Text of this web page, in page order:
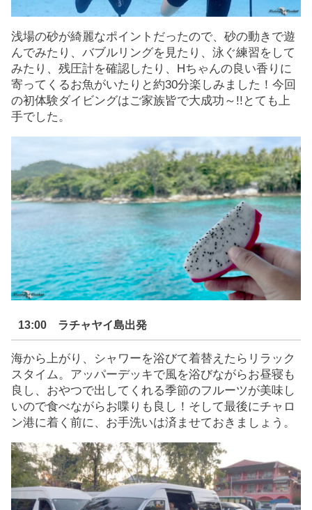
浅場の砂が綺麗なポイントだったので、砂の動きで遊
んでみたり、バブルリングを見たり、泳ぐ練習をして
みたり、残圧計を確認したり、Hちゃんの良い香りに
寄ってくるお魚がいたりと約30分楽しみました！今回
の初体験ダイビングはご家族皆で大成功～!!とても上
手でした。
13:00 ラチャヤイ島出発
海から上がり、シャワーを浴びて着替えたらリラック
スタイム。アッパーデッキで風を浴びながらお昼寝も
良し、おやつで出してくれる季節のフルーツが美味し
いので食べながらお喋りも良し！そして最後にチャロ
ン港に着く前に、お手洗いは済ませておきましょう。